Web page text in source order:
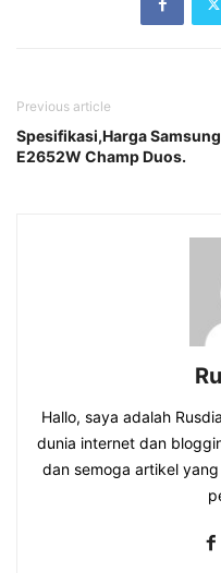
Previous article
Spesifikasi,Harga Samsung
E2652W Champ Duos.
Hallo, saya adalah
dunia internet dan
dan semoga artikel